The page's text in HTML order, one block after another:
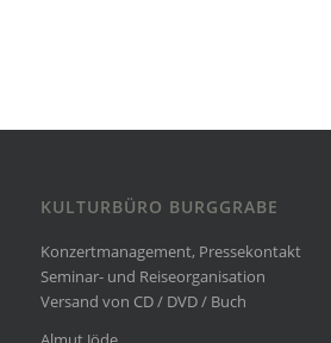
KULTURBÜRO BURGGRABE
Konzertmanagement, Pressekontakt
Seminar- und Reiseorganisation
Versand von CD / DVD / Buch